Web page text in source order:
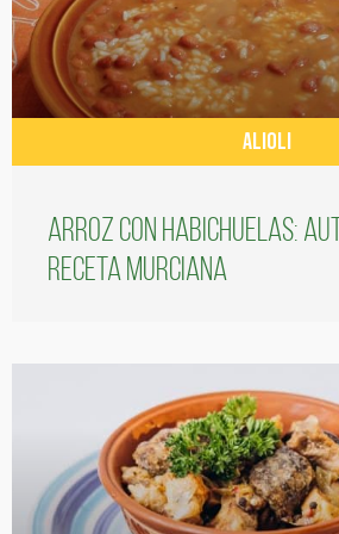
ALIOLI
Arroz con habichuelas:
receta murciana